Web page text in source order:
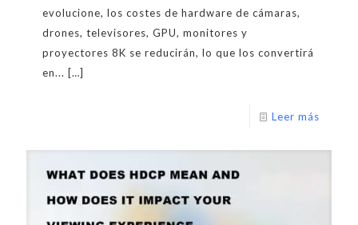
evolucione, los costes de hardware de cámaras,
drones, televisores, GPU, monitores y
proyectores 8K se reducirán, lo que los convertirá
en... […]
Leer más